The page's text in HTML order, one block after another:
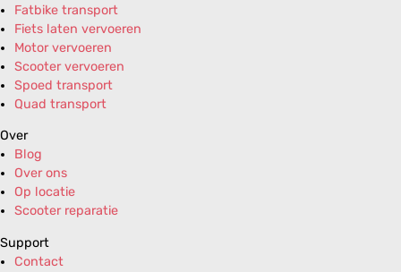
Fatbike transport
Fiets laten vervoeren
Motor vervoeren
Scooter vervoeren
Spoed transport
Quad transport
Over
Blog
Over ons
Op locatie
Scooter reparatie
Support
Contact